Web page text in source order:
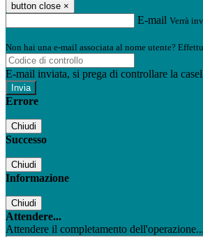
button close ×
E-mail Verrà
Non hai una e-mail associata al nome utente?
E-mail inviata, si prega di controllare la
Errore
Chiudi
Successo
Chiudi
Informazione
Chiudi
Attendere...
Attendere il completamento dell'operazione...